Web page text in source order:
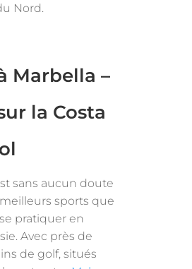
Nord.
Marbella –
la Costa
sans aucun doute
meilleurs sports que
pratiquer en
Avec près de
de golf, situés